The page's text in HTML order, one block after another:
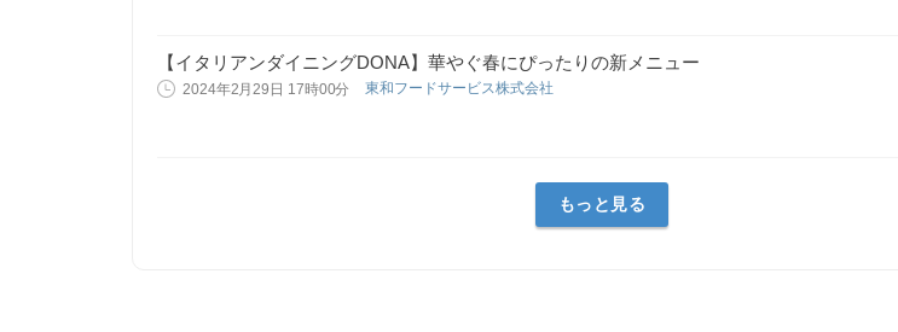
【イタリアンダイニングDONA】華やぐ春にぴったりの新メニュー
2024年2月29日 17時00分 東和フードサービス株式会社
もっと見る